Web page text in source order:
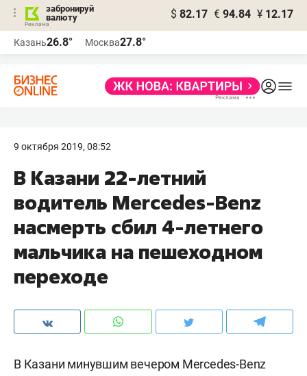
забронируй
валюту
$ 82.17 € 94.84 ¥ 12.17
Казань26.8° Москва27.8°
9 октября 2019, 08:52
В Казани 22-летний
водитель Mercedes-Benz
насмерть сбил 4-летнего
мальчика на пешеходном
переходе
В Казани минувшим вечером Mercedes-Benz